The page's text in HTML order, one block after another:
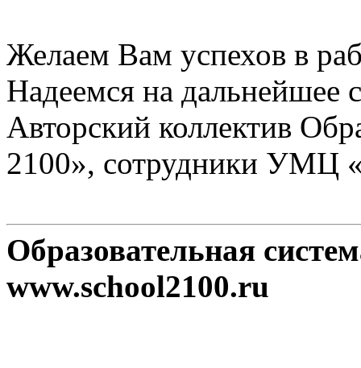
Желаем Вам успехов в
Надеемся на дальнейшее
Авторский коллектив
2100», сотрудники УМЦ
Образовательная
www.school2100.ru